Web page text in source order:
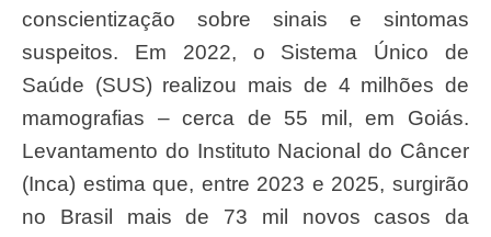
conscientização sobre sinais e sintomas
suspeitos. Em 2022, o Sistema Único de
Saúde (SUS) realizou mais de 4 milhões de
mamografias – cerca de 55 mil, em Goiás.
Levantamento do Instituto Nacional do Câncer
(Inca) estima que, entre 2023 e 2025, surgirão
no Brasil mais de 73 mil novos casos da